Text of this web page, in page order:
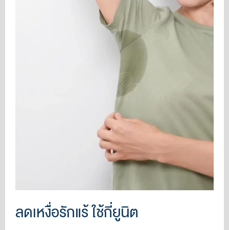
ลดเหงื่อรักแร้ ใช้กี่ยูนิต